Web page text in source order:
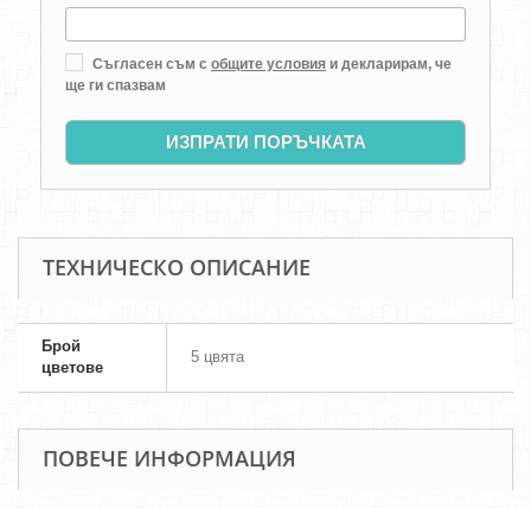
Съгласен съм с общите условия и декларирам, че
ще ги спазвам
ИЗПРАТИ ПОРЪЧКАТА
ТЕХНИЧЕСКО ОПИСАНИЕ
Брой
цветове
5 цвята
ПОВЕЧЕ ИНФОРМАЦИЯ